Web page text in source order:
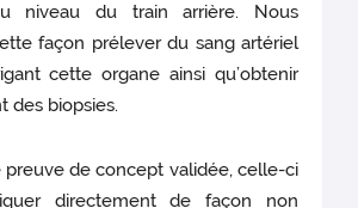
niveau du train arrière. Nous
façon prélever du sang artériel
cette organe ainsi qu’obtenir
des biopsies.
preuve de concept validée, celle-ci
directement de façon non